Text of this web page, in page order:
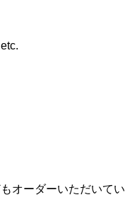
オーダーいただいてい